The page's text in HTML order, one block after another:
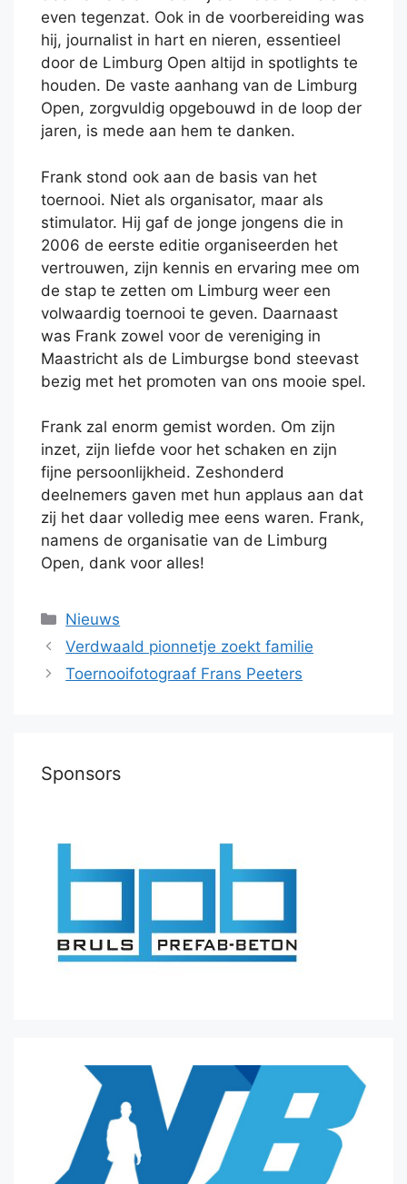
even tegenzat. Ook in de voorbereiding was
hij, journalist in hart en nieren, essentieel
door de Limburg Open altijd in spotlights te
houden. De vaste aanhang van de Limburg
Open, zorgvuldig opgebouwd in de loop der
jaren, is mede aan hem te danken.
Frank stond ook aan de basis van het
toernooi. Niet als organisator, maar als
stimulator. Hij gaf de jonge jongens die in
2006 de eerste editie organiseerden het
vertrouwen, zijn kennis en ervaring mee om
de stap te zetten om Limburg weer een
volwaardig toernooi te geven. Daarnaast
was Frank zowel voor de vereniging in
Maastricht als de Limburgse bond steevast
bezig met het promoten van ons mooie spel.
Frank zal enorm gemist worden. Om zijn
inzet, zijn liefde voor het schaken en zijn
fijne persoonlijkheid. Zeshonderd
deelnemers gaven met hun applaus aan dat
zij het daar volledig mee eens waren. Frank,
namens de organisatie van de Limburg
Open, dank voor alles!
Categorieën
Nieuws
Verdwaald pionnetje zoekt familie
Toernooifotograaf Frans Peeters
Sponsors